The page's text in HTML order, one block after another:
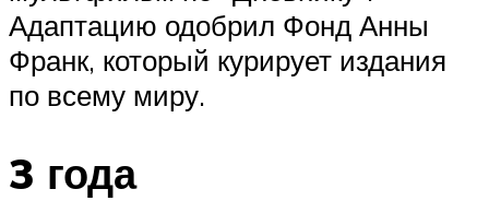
Адаптацию одобрил Фонд Анны
Франк, который курирует издания
по всему миру.
3 года